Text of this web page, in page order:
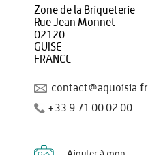
Zone de la Briqueterie
Rue Jean Monnet
02120
GUISE
FRANCE
contact@aquoisia.fr
+33 9 71 00 02 00